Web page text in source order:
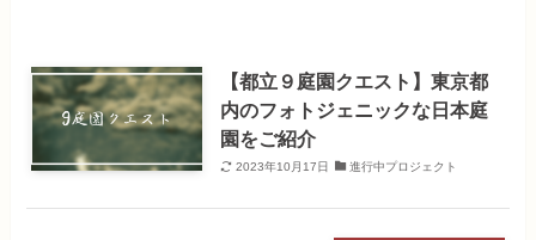
【都立９庭園クエスト】東京都
内のフォトジェニックな日本庭
園をご紹介
2023年10月17日 進行中プロジェクト